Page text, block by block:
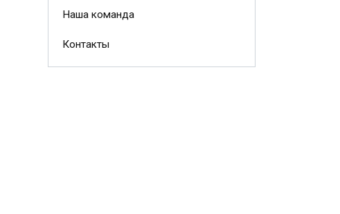
Наша команда
Контакты